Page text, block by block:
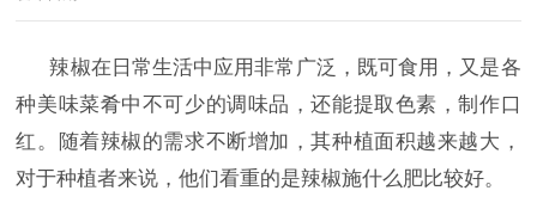
辣椒在日常生活中应用非常广泛，既可食用，又是各
种美味菜肴中不可少的调味品，还能提取色素，制作口
红。随着辣椒的需求不断增加，其种植面积越来越大，
对于种植者来说，他们看重的是辣椒施什么肥比较好。